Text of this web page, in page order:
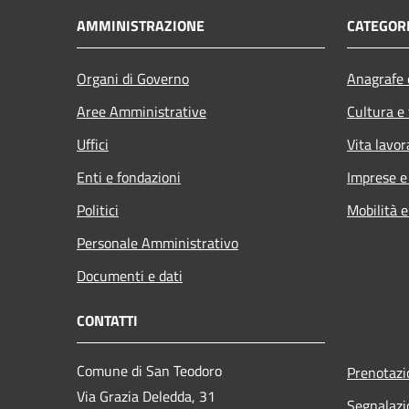
AMMINISTRAZIONE
Organi di Governo
Aree Amministrative
Uffici
Enti e fondazioni
Politici
Personale Amministrativo
Documenti e dati
Cultura
Vita
Imprese
Mobilità
CONTATTI
Comune di San Teodoro
Via Grazia Deledda, 31